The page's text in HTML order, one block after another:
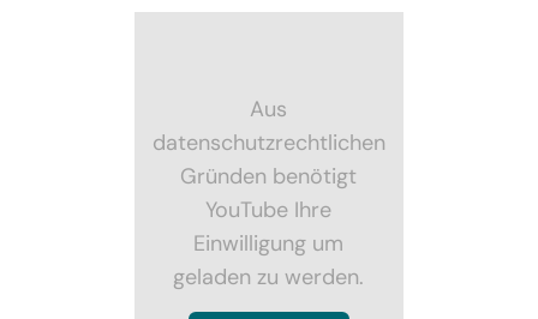
Aus
datenschutzrechtlichen
Gründen benötigt
YouTube Ihre
Einwilligung um
geladen zu werden.